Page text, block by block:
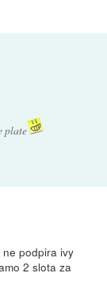
plate
podpira ivy
2 slota za